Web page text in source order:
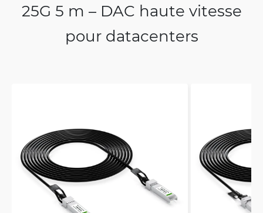
25G 5 m – DAC haute vitesse
pour datacenters